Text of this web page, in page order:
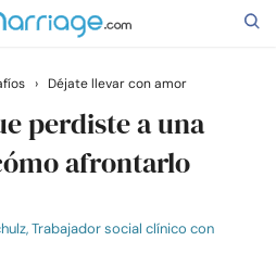
› Déjate llevar con amor
perdiste a una
afrontarlo
Trabajador social clínico con